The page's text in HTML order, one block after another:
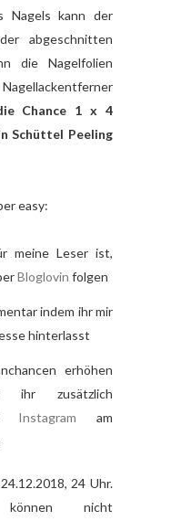
Nagels kann der
abgeschnitten
die Nagelfolien
Chance 1 x 4
Schüttel Peeling
easy:
meine Leser ist,
Bloglovin folgen
indem ihr mir
hinterlasst
erhöhen
ihr zusätzlich
Instagram am
24 Uhr.
können nicht